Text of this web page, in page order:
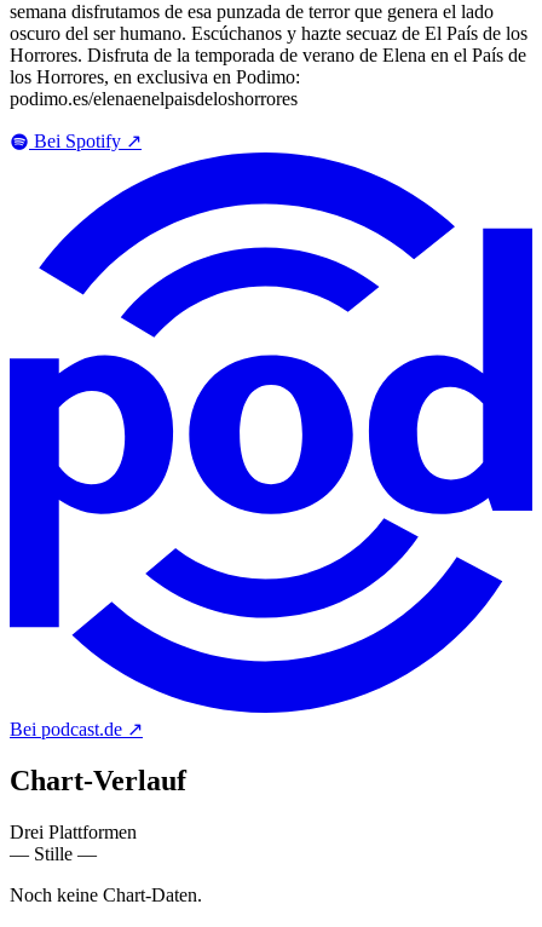
semana disfrutamos de esa punzada de terror que genera el lado
oscuro del ser humano. Escúchanos y hazte secuaz de El País de los
Horrores. Disfruta de la temporada de verano de Elena en el País de
los Horrores, en exclusiva en Podimo:
podimo.es/elenaenelpaisdeloshorrores
Bei Spotify ↗
Bei podcast.de ↗
Chart-Verlauf
Drei Plattformen
— Stille —
Noch keine Chart-Daten.